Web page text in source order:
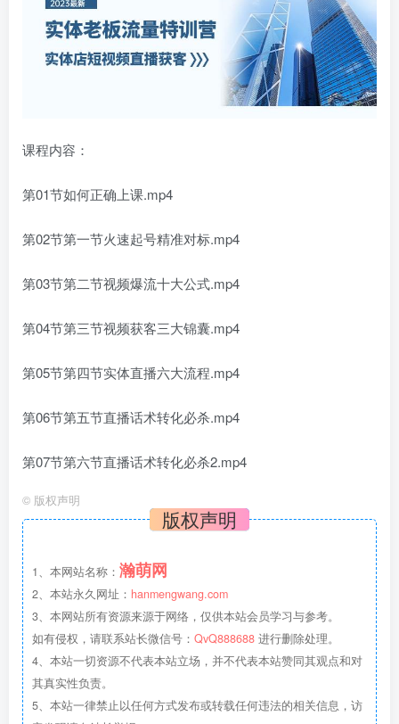
课程内容：
第01节如何正确上课.mp4
第02节第一节火速起号精准对标.mp4
第03节第二节视频爆流十大公式.mp4
第04节第三节视频获客三大锦囊.mp4
第05节第四节实体直播六大流程.mp4
第06节第五节直播话术转化必杀.mp4
第07节第六节直播话术转化必杀2.mp4
© 版权声明
版权声明
1、本网站名称： 瀚萌网
2、本站永久网址： hanmengwang.com
3、本网站所有资源来源于网络，仅供本站会员学习与参考。
如有侵权，请联系站长微信号： QvQ888688 进行删除处理。
4、本站一切资源不代表本站立场，并不代表本站赞同其观点和对
其真实性负责。
5、本站一律禁止以任何方式发布或转载任何违法的相关信息，访